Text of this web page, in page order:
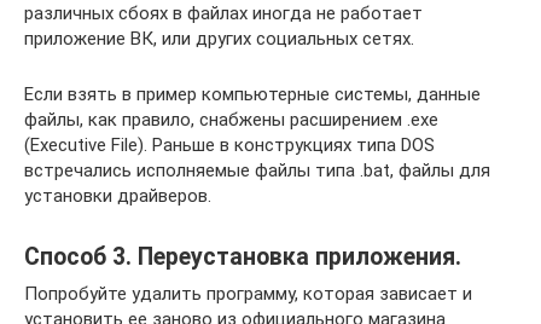
различных сбоях в файлах иногда не работает
приложение ВК, или других социальных сетях.
Если взять в пример компьютерные системы, данные
файлы, как правило, снабжены расширением .exe
(Executive File). Раньше в конструкциях типа DOS
встречались исполняемые файлы типа .bat, файлы для
установки драйверов.
Способ 3. Переустановка приложения.
Попробуйте удалить программу, которая зависает и
установить ее заново из официального магазина